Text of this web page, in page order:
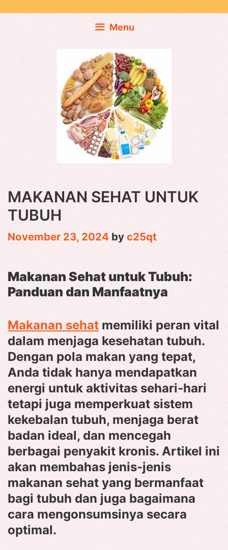
to
content
Menu
MAKANAN SEHAT UNTUK
TUBUH
November 23, 2024 by c25qt
Makanan Sehat untuk Tubuh:
Panduan dan Manfaatnya
Makanan sehatmemiliki peran vital
dalam menjaga kesehatan tubuh.
Dengan pola makan yang tepat,
Anda tidak hanya mendapatkan
energi untuk aktivitas sehari-hari
tetapi juga memperkuat sistem
kekebalan tubuh, menjaga berat
badan ideal, dan mencegah
berbagai penyakit kronis. Artikel ini
akan membahas jenis-jenis
makanan sehat yang bermanfaat
bagi tubuh dan juga bagaimana
cara mengonsumsinya secara
optimal.